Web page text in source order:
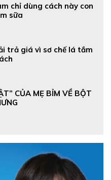
chỉ dùng cách này con
sữa
trả giá vì sơ chế lá tắm
CỦA MẸ BỈM VỀ BỘT